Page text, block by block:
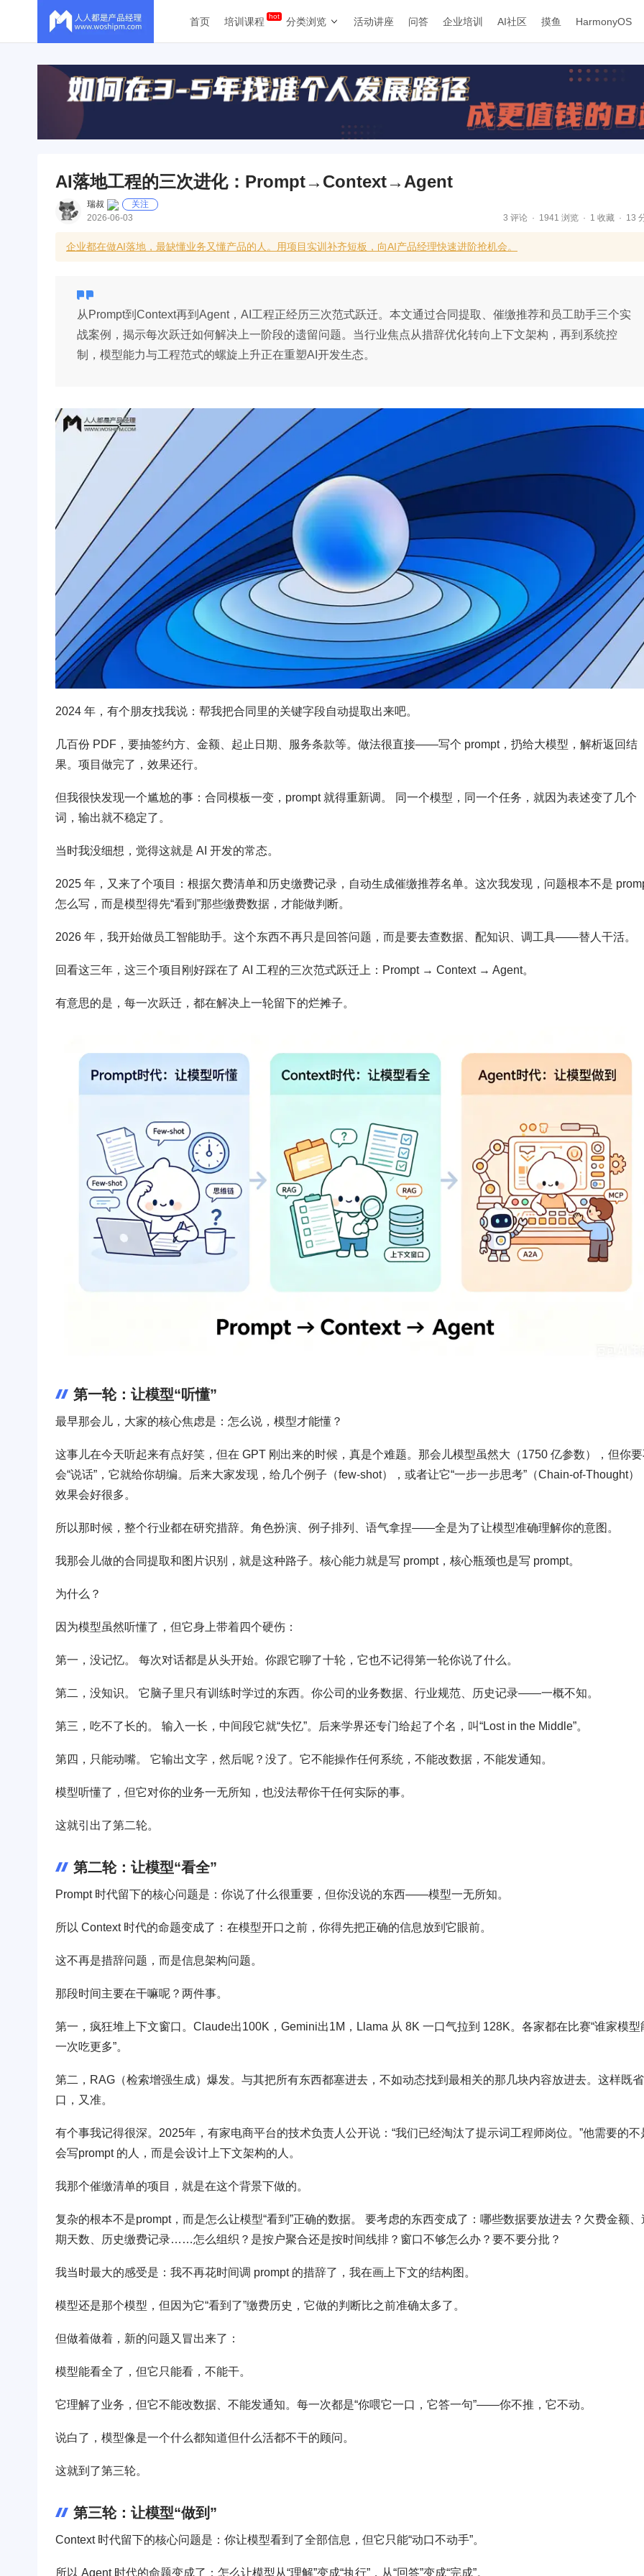
首页 培训课程 分类浏览 活动讲座 问答 企业培训 AI社区 摸鱼 HarmonyOS
AI落地工程的三次进化：Prompt→Context→Agent
瑞叔
关注
2026-06-03
3 评论 1941 浏览 1 收藏 13
企业都在做AI落地，最缺懂业务又懂产品的人。用项目实训补齐短板，向AI产品经理快速进阶抢机会。
从Prompt到Context再到Agent，AI工程正经历三次范式跃迁。本文通过合同提取、催缴推荐和员工助手三个实
战案例，揭示每次跃迁如何解决上一阶段的遗留问题。当行业焦点从措辞优化转向上下文架构，再到系统控
制，模型能力与工程范式的螺旋上升正在重塑AI开发生态。
2024 年，有个朋友找我说：帮我把合同里的关键字段自动提取出来吧。
几百份 PDF，要抽签约方、金额、起止日期、服务条款等。做法很直接——写个 prompt，扔给大模型，解析返回结
果。项目做完了，效果还行。
但我很快发现一个尴尬的事：合同模板一变，prompt 就得重新调。 同一个模型，同一个任务，就因为表述变了几个
词，输出就不稳定了。
当时我没细想，觉得这就是 AI 开发的常态。
2025 年，又来了个项目：根据欠费清单和历史缴费记录，自动生成催缴推荐名单。这次我发现，问题根本不是
怎么写，而是模型得先“看到”那些缴费数据，才能做判断。
2026 年，我开始做员工智能助手。这个东西不再只是回答问题，而是要去查数据、配知识、调工具——替人干活。
回看这三年，这三个项目刚好踩在了 AI 工程的三次范式跃迁上：Prompt → Context → Agent。
有意思的是，每一次跃迁，都在解决上一轮留下的烂摊子。
第一轮：让模型“听懂”
最早那会儿，大家的核心焦虑是：怎么说，模型才能懂？
这事儿在今天听起来有点好笑，但在 GPT 刚出来的时候，真是个难题。那会儿模型虽然大（1750 亿参数），但你
会“说话”，它就给你胡编。后来大家发现，给几个例子（few-shot），或者让它“一步一步思考”（Chain-of-Thought）
效果会好很多。
所以那时候，整个行业都在研究措辞。角色扮演、例子排列、语气拿捏——全是为了让模型准确理解你的意图。
我那会儿做的合同提取和图片识别，就是这种路子。核心能力就是写 prompt，核心瓶颈也是写 prompt。
为什么？
因为模型虽然听懂了，但它身上带着四个硬伤：
第一，没记忆。 每次对话都是从头开始。你跟它聊了十轮，它也不记得第一轮你说了什么。
第二，没知识。 它脑子里只有训练时学过的东西。你公司的业务数据、行业规范、历史记录——一概不知。
第三，吃不了长的。 输入一长，中间段它就“失忆”。后来学界还专门给起了个名，叫“Lost in the Middle”。
第四，只能动嘴。 它输出文字，然后呢？没了。它不能操作任何系统，不能改数据，不能发通知。
模型听懂了，但它对你的业务一无所知，也没法帮你干任何实际的事。
这就引出了第二轮。
第二轮：让模型“看全”
Prompt 时代留下的核心问题是：你说了什么很重要，但你没说的东西——模型一无所知。
所以 Context 时代的命题变成了：在模型开口之前，你得先把正确的信息放到它眼前。
这不再是措辞问题，而是信息架构问题。
那段时间主要在干嘛呢？两件事。
第一，疯狂堆上下文窗口。Claude出100K，Gemini出1M，Llama 从 8K 一口气拉到 128K。各家都在比赛“谁家模型
一次吃更多”。
第二，RAG（检索增强生成）爆发。与其把所有东西都塞进去，不如动态找到最相关的那几块内容放进去。这样既
口，又准。
有个事我记得很深。2025年，有家电商平台的技术负责人公开说：“我们已经淘汰了提示词工程师岗位。”他需要的不
会写prompt 的人，而是会设计上下文架构的人。
我那个催缴清单的项目，就是在这个背景下做的。
复杂的根本不是prompt，而是怎么让模型“看到”正确的数据。 要考虑的东西变成了：哪些数据要放进去？欠费金额、
期天数、历史缴费记录……怎么组织？是按户聚合还是按时间线排？窗口不够怎么办？要不要分批？
我当时最大的感受是：我不再花时间调 prompt 的措辞了，我在画上下文的结构图。
模型还是那个模型，但因为它“看到了”缴费历史，它做的判断比之前准确太多了。
但做着做着，新的问题又冒出来了：
模型能看全了，但它只能看，不能干。
它理解了业务，但它不能改数据、不能发通知。每一次都是“你喂它一口，它答一句”——你不推，它不动。
说白了，模型像是一个什么都知道但什么活都不干的顾问。
这就到了第三轮。
第三轮：让模型“做到”
Context 时代留下的核心问题是：你让模型看到了全部信息，但它只能“动口不动手”。
所以 Agent 时代的命题变成了：怎么让模型从“理解”变成“执行”，从“回答”变成“完成”。